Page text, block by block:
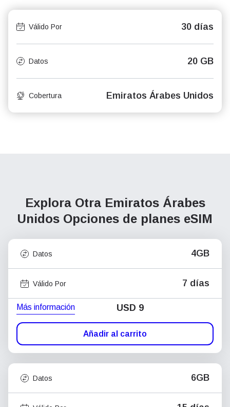
Válido Por 30 días
Datos 20 GB
Cobertura Emiratos Árabes Unidos
Explora Otra Emiratos Árabes
Unidos Opciones de planes eSIM
Datos 4GB
Válido Por 7 días
Más información USD 9
Añadir al carrito
Datos 6GB